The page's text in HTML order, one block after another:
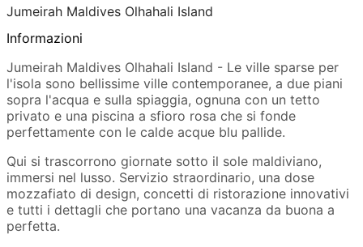
Jumeirah Maldives Olhahali Island
Informazioni
Jumeirah Maldives Olhahali Island - Le ville sparse per
l'isola sono bellissime ville contemporanee, a due piani
sopra l'acqua e sulla spiaggia, ognuna con un tetto
privato e una piscina a sfioro rosa che si fonde
perfettamente con le calde acque blu pallide.
Qui si trascorrono giornate sotto il sole maldiviano,
immersi nel lusso. Servizio straordinario, una dose
mozzafiato di design, concetti di ristorazione innovativi
e tutti i dettagli che portano una vacanza da buona a
perfetta.